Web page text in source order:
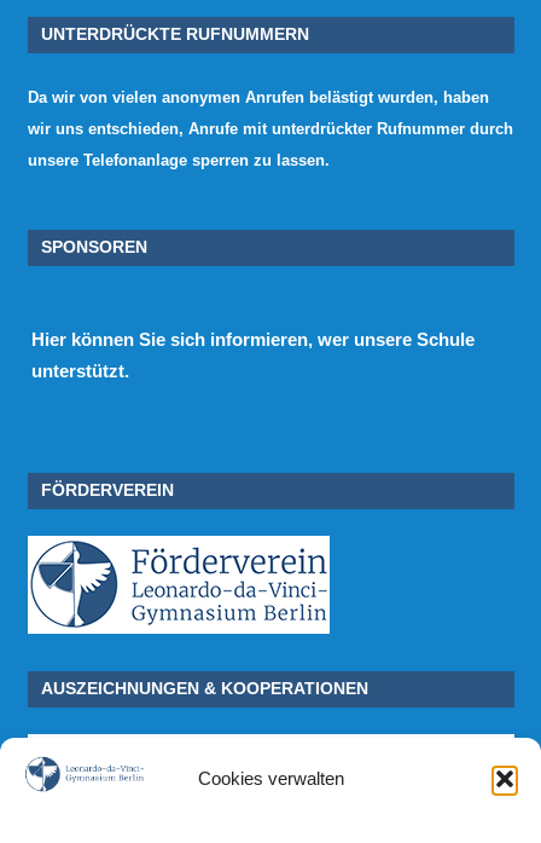
Cookies verwalten
UNTERDRÜCKTE RUFNUMMERN
Da wir von vielen anonymen Anrufen belästigt wurden, haben
wir uns entschieden, Anrufe mit unterdrückter Rufnummer durch
unsere Telefonanlage sperren zu lassen.
SPONSOREN
Hier können Sie sich informieren, wer unsere Schule
unterstützt.
FÖRDERVEREIN
AUSZEICHNUNGEN & KOOPERATIONEN